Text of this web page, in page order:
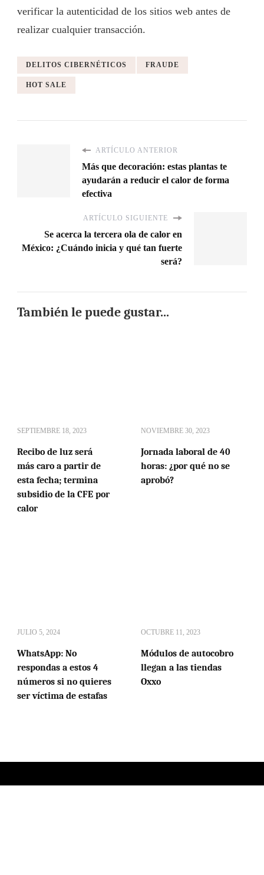
verificar la autenticidad de los sitios web antes de
realizar cualquier transacción.
DELITOS CIBERNÉTICOS FRAUDE
HOT SALE
ARTÍCULO ANTERIOR
Más que decoración: estas plantas te
ayudarán a reducir el calor de forma
efectiva
ARTÍCULO SIGUIENTE
Se acerca la tercera ola de calor en
México: ¿Cuándo inicia y qué tan fuerte
será?
También le puede gustar...
SEPTIEMBRE 18, 2023
Recibo de luz será
más caro a partir de
esta fecha; termina
subsidio de la CFE por
calor
NOVIEMBRE 30, 2023
Jornada laboral de 40
horas: ¿por qué no se
aprobó?
JULIO 5, 2024
WhatsApp: No
respondas a estos 4
números si no quieres
ser víctima de estafas
OCTUBRE 11, 2023
Módulos de autocobro
llegan a las tiendas
Oxxo